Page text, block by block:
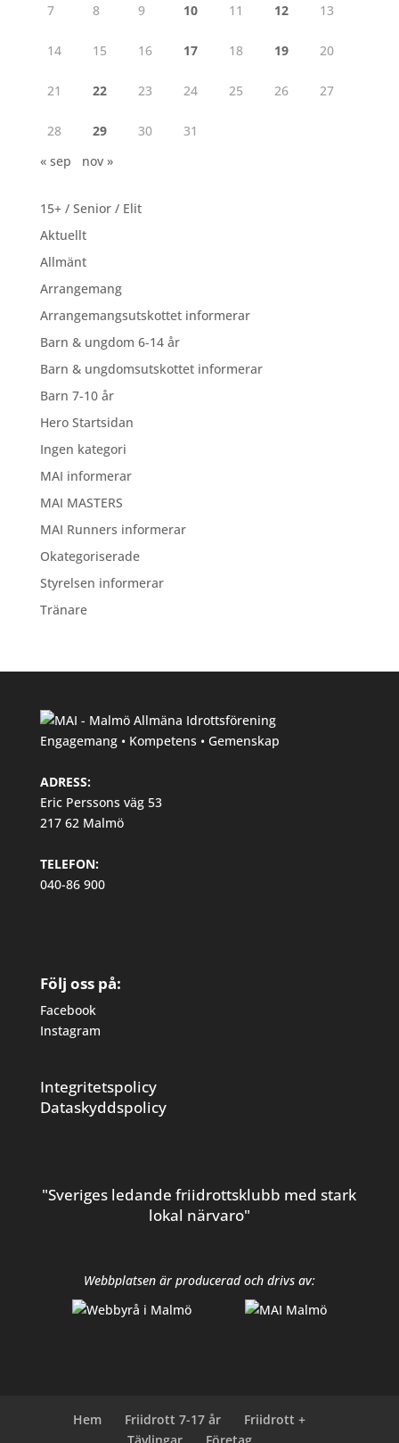
7 8 9 10 11 12 13
14 15 16 17 18 19 20
21 22 23 24 25 26 27
28 29 30
31
« sep
nov »
15+ / Senior / Elit
Aktuellt
Allmänt
Arrangemang
Arrangemangsutskottet informerar
Barn & ungdom 6-14 år
Barn & ungdomsutskottet informerar
Barn 7-10 år
Hero Startsidan
Ingen kategori
MAI informerar
MAI MASTERS
MAI Runners informerar
Okategoriserade
Styrelsen informerar
Tränare
Engagemang • Kompetens • Gemenskap
ADRESS:
Eric Perssons väg 53
217 62 Malmö
TELEFON:
040-86 900
Följ oss på:
Facebook
Instagram
Integritetspolicy
Dataskyddspolicy
"Sveriges ledande friidrottsklubb med stark
lokal närvaro"
Webbplatsen är producerad och drivs av:
Hem Friidrott 7-17 år
Friidrott +
Tävlingar
Företag